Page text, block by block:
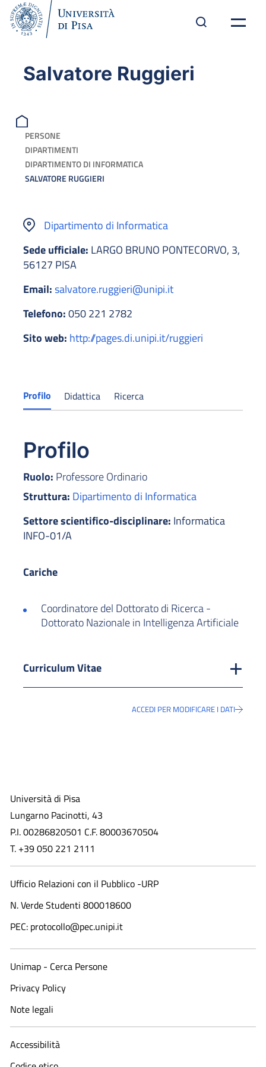
Salvatore Ruggieri
PERSONE
DIPARTIMENTI
DIPARTIMENTO DI INFORMATICA
SALVATORE RUGGIERI
Dipartimento di Informatica
Sede ufficiale: LARGO BRUNO PONTECORVO, 3,
56127 PISA
Email:salvatore.ruggieri@unipi.it
Telefono:050 221 2782
Sito web: http://pages.di.unipi.it/ruggieri
Profilo Didattica Ricerca
Profilo
Ruolo: Professore Ordinario
Struttura: Dipartimento di Informatica
Settore scientifico-disciplinare: Informatica
INFO-01/A
Cariche
Coordinatore del Dottorato di Ricerca -
Dottorato Nazionale in Intelligenza Artificiale
Curriculum Vitae
ACCEDI PER MODIFICARE I DATI
Università di Pisa
Lungarno Pacinotti, 43
P.I. 00286820501 C.F. 80003670504
T. +39 050 221 2111
Ufficio Relazioni con il Pubblico -URP
N. Verde Studenti 800018600​
PEC: protocollo@pec.unipi.it
Unimap - Cerca Persone
Privacy Policy
Note legali
Accessibilità